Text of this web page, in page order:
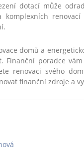
dotací může
komplexních
domů a
Finanční poradce
renovaci svého
finanční zdroje a